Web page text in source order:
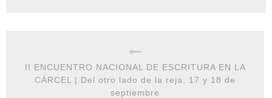
II ENCUENTRO NACIONAL DE ESCRITURA EN LA
CÁRCEL | Del otro lado de la reja, 17 y 18 de
septiembre